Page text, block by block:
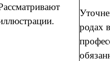
родах